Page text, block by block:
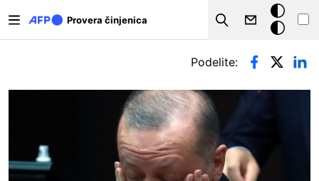
Provera činjenica
Search
Tamna
pozadina
Примарни табови
Podelite: